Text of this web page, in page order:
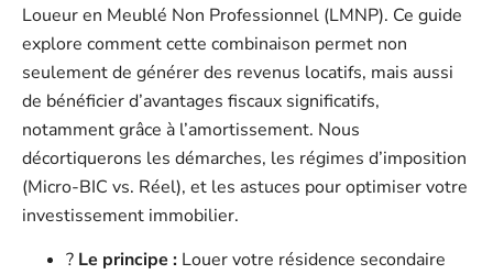
Loueur en Meublé Non Professionnel (LMNP). Ce guide
explore comment cette combinaison permet non
seulement de générer des revenus locatifs, mais aussi
de bénéficier d’avantages fiscaux significatifs,
notamment grâce à l’amortissement. Nous
décortiquerons les démarches, les régimes d’imposition
(Micro-BIC vs. Réel), et les astuces pour optimiser votre
investissement immobilier.
? Le principe : Louer votre résidence secondaire